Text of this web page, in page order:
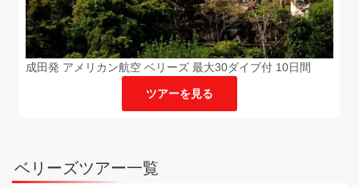
成田発 アメリカン航空 ベリーズ 最大30ダイブ付 10日間
ツアーを見る
ベリーズツアー一覧